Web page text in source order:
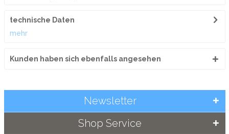
technische Daten
mehr
Kunden haben sich ebenfalls angesehen
Shop Service
Newsletter